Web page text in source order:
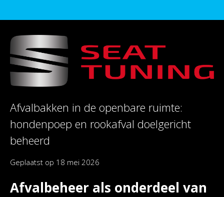
Afvalbakken in de openbare ruimte:
hondenpoep en rookafval doelgericht
beheerd
Geplaatst op 18 mei 2026
Afvalbeheer als onderdeel van